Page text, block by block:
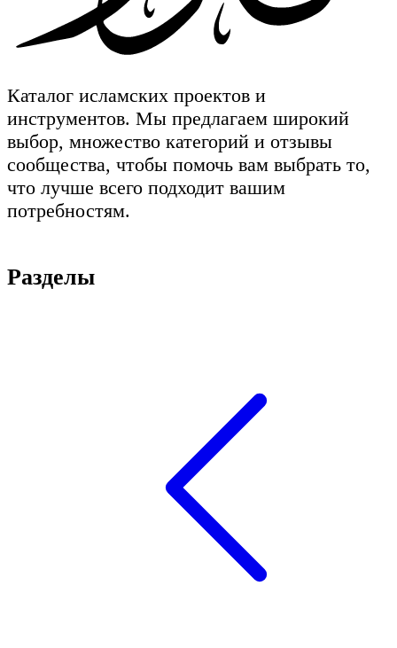
Каталог исламских проектов и
инструментов. Мы предлагаем широкий
выбор, множество категорий и отзывы
сообщества, чтобы помочь вам выбрать то,
что лучше всего подходит вашим
потребностям.
Разделы